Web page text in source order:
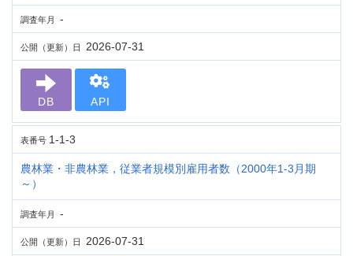
調査年月 -
公開（更新）日 2026-07-31
DB API
表番号 1-1-3
農林業・非農林業，従業者規模別雇用者数（2000年1-3月期
～）
調査年月 -
公開（更新）日 2026-07-31